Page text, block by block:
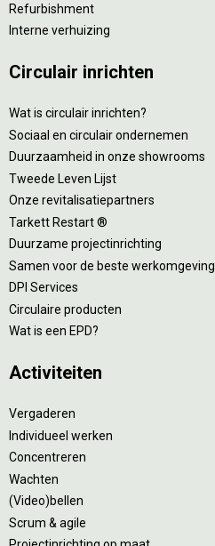
Refurbishment
Interne verhuizing
Circulair inrichten
Wat is circulair inrichten?
Sociaal en circulair ondernemen
Duurzaamheid in onze showrooms
Tweede Leven Lijst
Onze revitalisatiepartners
Tarkett Restart ®
Duurzame projectinrichting
Samen voor de beste werkomgeving
DPI Services
Circulaire producten
Wat is een EPD?
Activiteiten
Vergaderen
Individueel werken
Concentreren
Wachten
(Video)bellen
Scrum & agile